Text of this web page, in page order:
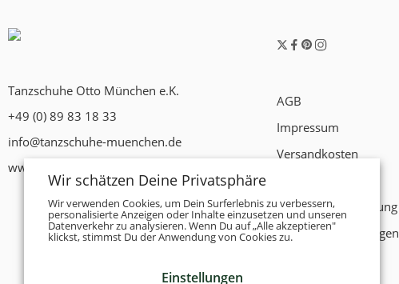
Tanzschuhe Otto München e.K.
+49 (0) 89 83 18 33
info@tanzschuhe-muenchen.de
www.tanzschuhe-muenchen.de
AGB
Impressum
Versandkosten
Datenschutzerklärung
Zahlungsbedingungen
Wir schätzen Deine Privatsphäre
Wir verwenden Cookies, um Dein Surferlebnis zu verbessern,
personalisierte Anzeigen oder Inhalte einzusetzen und unseren
Datenverkehr zu analysieren. Wenn Du auf „Alle akzeptieren"
klickst, stimmst Du der Anwendung von Cookies zu.
Einstellungen